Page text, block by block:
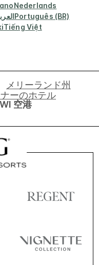
Nederlands
Português (BR)
Tiếng Việt
メリーランド州
ーのホテル
空港